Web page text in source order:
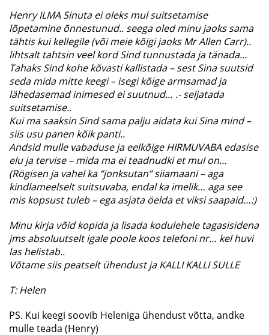
Henry ILMA Sinuta ei oleks mul suitsetamise
lõpetamine õnnestunud.. seega oled minu jaoks sama
tähtis kui kellegile (või meie kõigi jaoks Mr Allen Carr)..
lihtsalt tahtsin veel kord Sind tunnustada ja tänada…
Tahaks Sind kohe kõvasti kallistada – sest Sina suutsid
seda mida mitte keegi – isegi kõige armsamad ja
lähedasemad inimesed ei suutnud… .- seljatada
suitsetamise..
Kui ma saaksin Sind sama palju aidata kui Sina mind –
siis usu panen kõik panti..
Andsid mulle vabaduse ja eelkõige HIRMUVABA edasise
elu ja tervise – mida ma ei teadnudki et mul on…
(Rögisen ja vahel ka “jonksutan” siiamaani – aga
kindlameelselt suitsuvaba, endal ka imelik… aga see
mis kopsust tuleb – ega asjata öelda et viksi saapaid…:)
Minu kirja võid kopida ja lisada kodulehele tagasisidena
jms absoluutselt igale poole koos telefoni nr… kel huvi
las helistab..
Võtame siis peatselt ühendust ja KALLI KALLI SULLE
T: Helen
PS. Kui keegi soovib Heleniga ühendust võtta, andke
mulle teada (Henry)